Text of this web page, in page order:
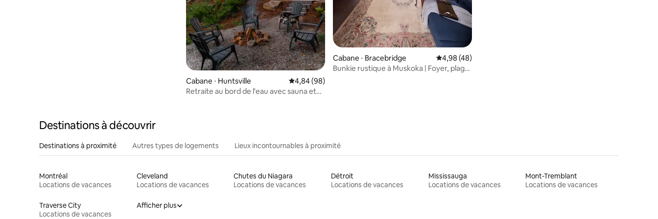
Cabane ⋅ Huntsville Évaluation moyenne sur la base de 98 commentaires : 4,84 sur 5
4,84 (98)
Retraite au bord de l'eau avec sauna et
Cabane ⋅ Bracebridge Évaluation moyenne sur la base de 48 commentaires : 4,98 sur 5
4,98 (48)
Bunkie rustique à Muskoka | Foyer, plage
Destinations à découvrir
Destinations à proximité Autres types de logements Lieux incontournables à proximité
Montréal
Locations de vacances
Cleveland
Locations de vacances
Chutes du Niagara
Locations de vacances
Détroit
Locations de vacances
Mississauga
Locations de vacances
Mont-Tremblant
Locations de vacances
Traverse City
Locations de vacances
Afficher plus